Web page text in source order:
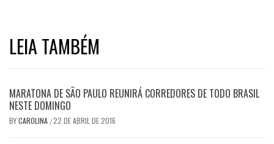
LEIA TAMBÉM
MARATONA DE SÃO PAULO REUNIRÁ CORREDORES DE TODO BRASIL
NESTE DOMINGO
BYCAROLINA /22 DE ABRIL DE 2016